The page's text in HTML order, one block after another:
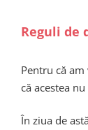
Reguli de
Pentru că
că acestea
În ziua de